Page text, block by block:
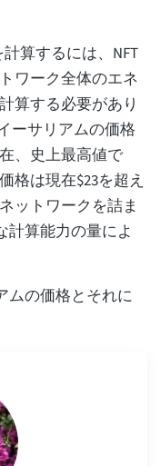
算するには、NFT
ワーク全体のエネ
算する必要があり
ーサリアムの価格
、史上最高値で
格は現在$23を超え
ットワークを詰ま
計算能力の量によ
ムの価格とそれに